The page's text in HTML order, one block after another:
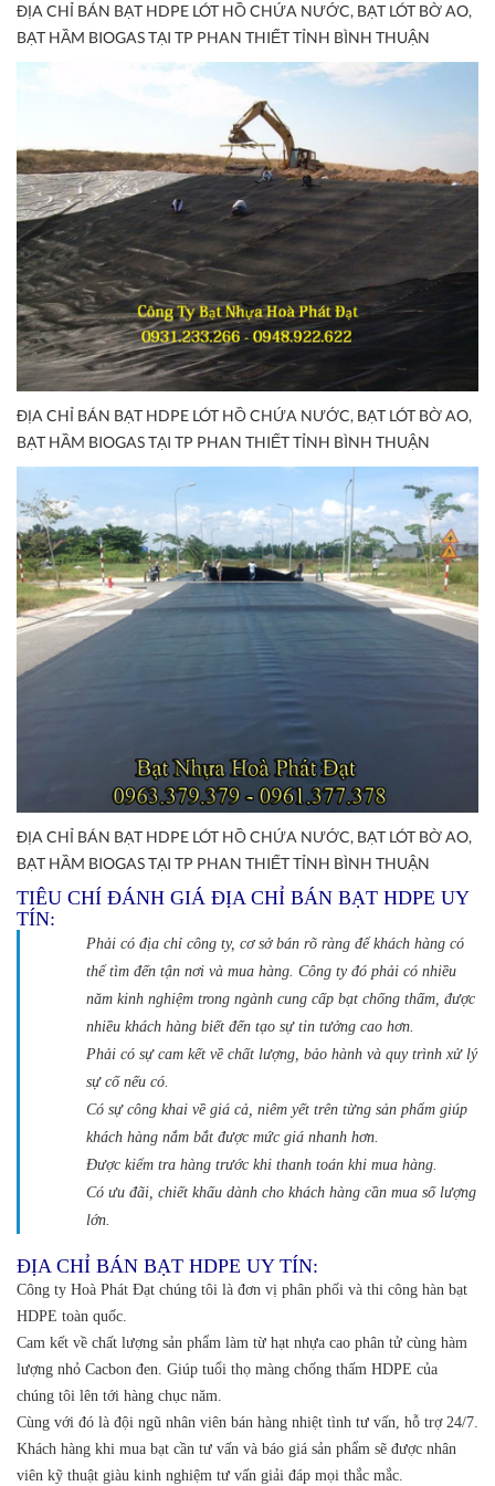
ĐỊA CHỈ BÁN BẠT HDPE LÓT HỒ CHỨA NƯỚC, BẠT LÓT BỜ AO,
BẠT HẦM BIOGAS TẠI TP PHAN THIẾT TỈNH BÌNH THUẬN
ĐỊA CHỈ BÁN BẠT HDPE LÓT HỒ CHỨA NƯỚC, BẠT LÓT BỜ AO,
BẠT HẦM BIOGAS TẠI TP PHAN THIẾT TỈNH BÌNH THUẬN
ĐỊA CHỈ BÁN BẠT HDPE LÓT HỒ CHỨA NƯỚC, BẠT LÓT BỜ AO,
BẠT HẦM BIOGAS TẠI TP PHAN THIẾT TỈNH BÌNH THUẬN
TIÊU CHÍ ĐÁNH GIÁ ĐỊA CHỈ BÁN BẠT HDPE UY
TÍN:
Phải có địa chỉ công ty, cơ sở bán rõ ràng để khách hàng có
thể tìm đến tận nơi và mua hàng. Công ty đó phải có nhiều
năm kinh nghiệm trong ngành cung cấp bạt chống thấm, được
nhiều khách hàng biết đến tạo sự tin tưởng cao hơn.
Phải có sự cam kết về chất lượng, bảo hành và quy trình xử lý
sự cố nếu có.
Có sự công khai về giá cả, niêm yết trên từng sản phẩm giúp
khách hàng nắm bắt được mức giá nhanh hơn.
Được kiểm tra hàng trước khi thanh toán khi mua hàng.
Có ưu đãi, chiết khấu dành cho khách hàng cần mua số lượng
lớn.
ĐỊA CHỈ BÁN BẠT HDPE UY TÍN:
Công ty Hoà Phát Đạt chúng tôi là đơn vị phân phối và thi công hàn bạt
HDPE toàn quốc.
Cam kết về chất lượng sản phẩm làm từ hạt nhựa cao phân tử cùng hàm
lượng nhỏ Cacbon đen. Giúp tuổi thọ màng chống thấm HDPE của
chúng tôi lên tới hàng chục năm.
Cùng với đó là đội ngũ nhân viên bán hàng nhiệt tình tư vấn, hỗ trợ 24/7.
Khách hàng khi mua bạt cần tư vấn và báo giá sản phẩm sẽ được nhân
viên kỹ thuật giàu kinh nghiệm tư vấn giải đáp mọi thắc mắc.